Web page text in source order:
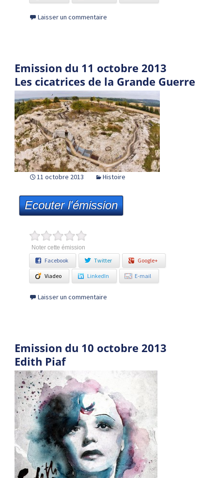
Laisser un commentaire
Emission du 11 octobre 2013
Les cicatrices de la Grande Guerre
11 octobre 2013 Histoire
Ecouter l'émission
Noter cette émission
Facebook Twitter Google+
Viadeo LinkedIn E-mail
Laisser un commentaire
Emission du 10 octobre 2013
Edith Piaf